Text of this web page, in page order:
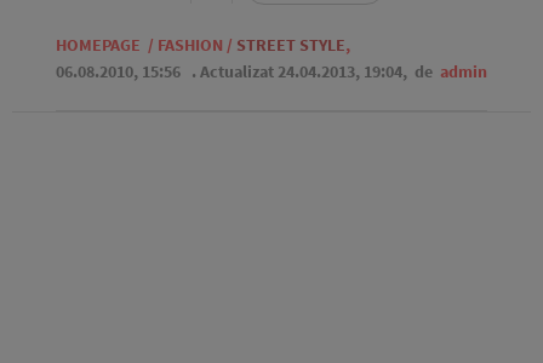
HOMEPAGE / FASHION / STREET STYLE,
06.08.2010, 15:56 . Actualizat 24.04.2013, 19:04, de admin